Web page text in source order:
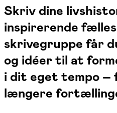
Skriv dine
inspirerende
skrivegruppe får
og idéer til at
i dit eget tempo –
længere